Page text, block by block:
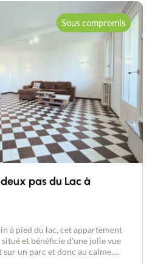
actuel propose la possibilité
indépendante, une cuisine
salon / salle à manger
cheminée, parfait pour conjuguer
et caractère. Situé à proximité
des Gaillands et du mur
séduira les amoureux de la
de montagne. Projet de
investir ou créer une
sur mesure. En dépendances:
privative au sous-sol et une
Sous compromis
pas du Lac à
à pied du lac, cet appartement
et bénéficie d'une jolie vue
sur un parc et donc au calme.